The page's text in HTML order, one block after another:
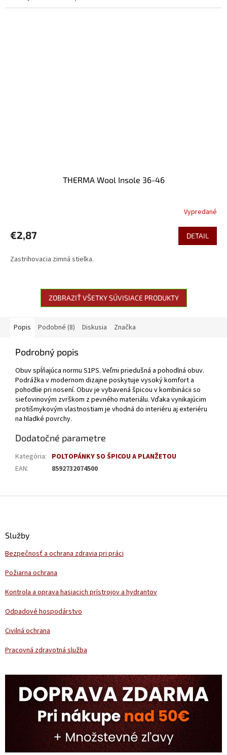
THERMA Wool Insole 36-46
Vypredané
€2,87 DETAIL
Zastrihovacia zimná stielka.
ZOBRAZIŤ VŠETKY SÚVISIACE PRODUKTY
Popis Podobné (8) Diskusia Značka
Podrobný popis
Obuv spĺňajúca normu S1PS. Veľmi priedušná a pohodlná obuv.
Podrážka v modernom dizajne poskytuje vysoký komfort a
pohodlie pri nosení. Obuv je vybavená špicou v kombinácii so
sieťovinovým zvrškom z pevného materiálu. Vďaka vynikajúcim
protišmykovým vlastnostiam je vhodná do interiéru aj exteriéru
na hladké povrchy.
Dodatočné parametre
Kategória: POLTOPÁNKY SO ŠPICOU A PLANŽETOU
EAN: 8592732074500
Služby
Bezpečnosť a ochrana zdravia pri práci
Požiarna ochrana
Kontrola a oprava hasiacich prístrojov a hydrantov
Odpadové hospodárstvo
Civilná ochrana
Pracovná zdravotná služba